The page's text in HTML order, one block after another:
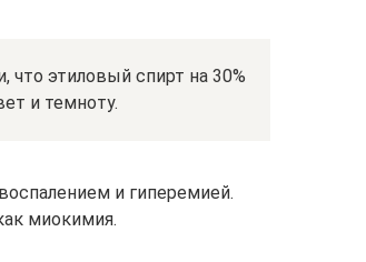
что этиловый спирт на 30%
и темноту.
и гиперемией.
миокимия.